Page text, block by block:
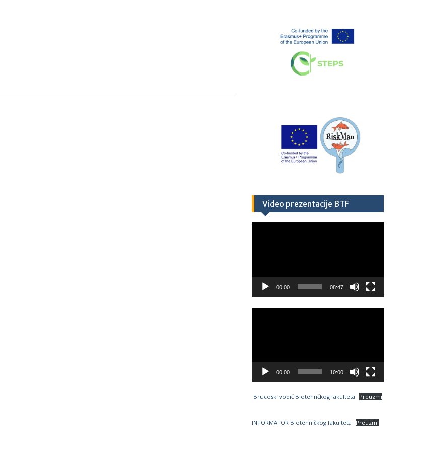
Video prezentacije BTF
00:00 08:47
00:00 10:00
Brucoski vodič Biotehnčkog fakulteta Preuzmi
INFORMATOR Biotehničkog fakulteta Preuzmi